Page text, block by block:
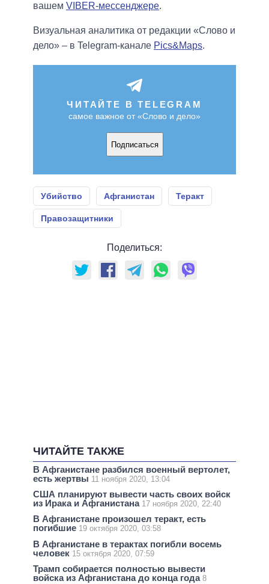
вашем VIBER-мессенджере.
Визуальная аналитика от редакции «Слово и
дело» – в Telegram-канале Pics&Maps.
ЧИТАЙТЕ В TELEGRAM
самое важное от «Слово и дело»
Подписаться
Убийство Афганистан Теракт
Правозащитники
Поделиться:
ЧИТАЙТЕ ТАКЖЕ
В Афганистане разбился военный вертолет,
есть жертвы 11 ноября 2020, 13:04
США планируют вывести часть своих войск
из Ирака и Афганистана 17 ноября 2020, 22:40
В Афганистане произошел теракт, есть
погибшие 19 октября 2020, 03:58
В Афганистане в терактах погибли восемь
человек 15 октября 2020, 07:59
Трамп собирается полностью вывести
войска из Афганистана до конца года 8